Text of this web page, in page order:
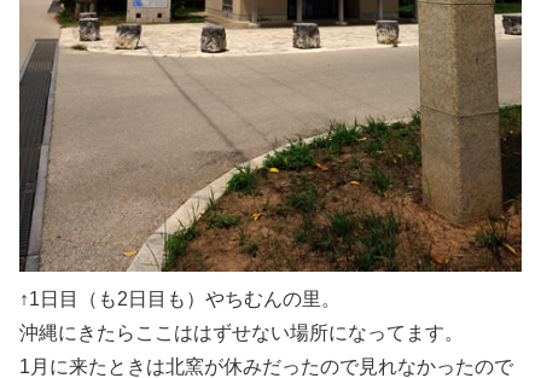
↑1日目（も2日目も）やちむんの里。
沖縄にきたらここははずせない場所になってます。
1月に来たときは北窯が休みだったので見れなかったので